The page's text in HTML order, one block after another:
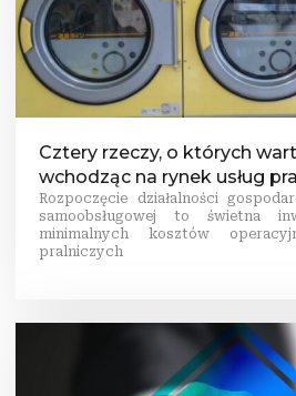
Cztery rzeczy, o których
wchodząc na rynek usług
Rozpoczęcie działalności
samoobsługowej to świetna
minimalnych kosztów
pralniczych